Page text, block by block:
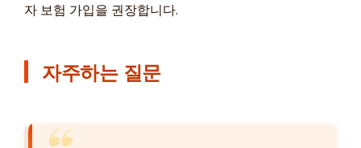
자 보험 가입을 권장합니다.
자주하는 질문